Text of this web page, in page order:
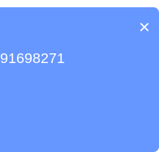
野模型最新推出的苍海一墅项目单体别
×